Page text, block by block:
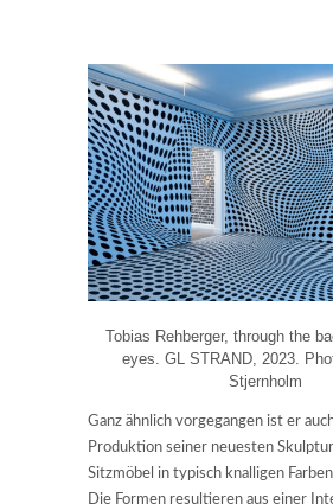
Tobias Rehberger, through the
eyes. GL STRAND, 2023.
Stjernholm
Ganz ähnlich vorgegangen ist er
Produktion seiner neuesten
Sitzmöbel in typisch knalligen
Die Formen resultieren aus einer